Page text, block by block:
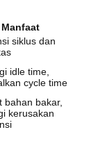
Manfaat
siklus dan
idle time,
cycle time
bahan bakar,
kerusakan